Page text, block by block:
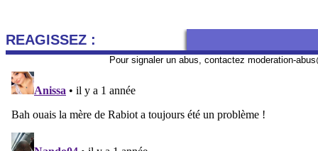
REAGISSEZ :
Pour signaler un abus, contactez moderation-